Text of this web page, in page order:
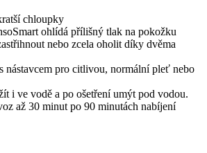
chloupky
ohlídá přílišný tlak na pokožku
nebo zcela oholit díky dvěma
nástavcem pro citlivou, normální pleť nebo
i ve vodě a po ošetření umýt pod vodou.
až 30 minut po 90 minutách nabíjení